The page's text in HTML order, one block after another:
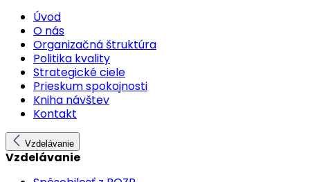
Úvod
O nás
Organizačná štruktúra
Politika kvality
Strategické ciele
Prieskum spokojnosti
Kniha návštev
Kontakt
Vzdelávanie
Vzdelávanie